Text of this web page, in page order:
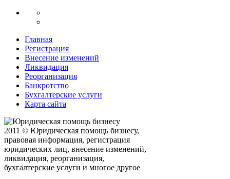
Главная
Регистрация
Внесение изменений
Ликвидация
Реорганизация
Банкротство
Бухгалтерские услуги
Карта сайта
2011 © Юридическая помощь бизнесу,
правовая информация, регистрация
юридических лиц, внесение изменений,
ликвидация, реорганизация,
бухгалтерские услуги и многое другое